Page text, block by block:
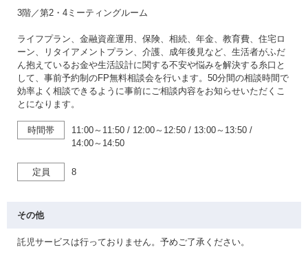
3階／第2・4ミーティングルーム
ライフプラン、金融資産運用、保険、相続、年金、教育費、住宅ロ
ーン、リタイアメントプラン、介護、成年後見など、生活者がふだ
ん抱えているお金や生活設計に関する不安や悩みを解決する糸口と
して、事前予約制のFP無料相談会を行います。50分間の相談時間で
効率よく相談できるように事前にご相談内容をお知らせいただくこ
とになります。
時間帯 11:00～11:50 / 12:00～12:50 / 13:00～13:50 /
14:00～14:50
定員 8
その他
託児サービスは行っておりません。予めご了承ください。